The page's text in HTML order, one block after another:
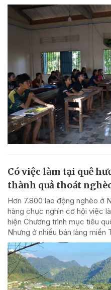
Có việc làm tại quê
thành quả thoát
Hơn 7.800 lao động nghèo ở
hàng chục nghìn cơ hội việc
hiện Chương trình mục tiêu
Nhưng ở nhiều bản làng miền